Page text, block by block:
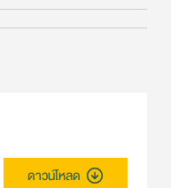
ดาวน์โหลด